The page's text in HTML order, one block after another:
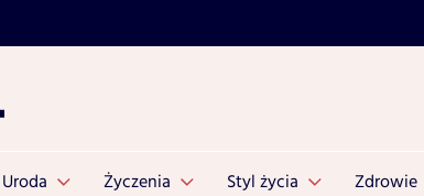
Życzenia Styl życia Zdrowie